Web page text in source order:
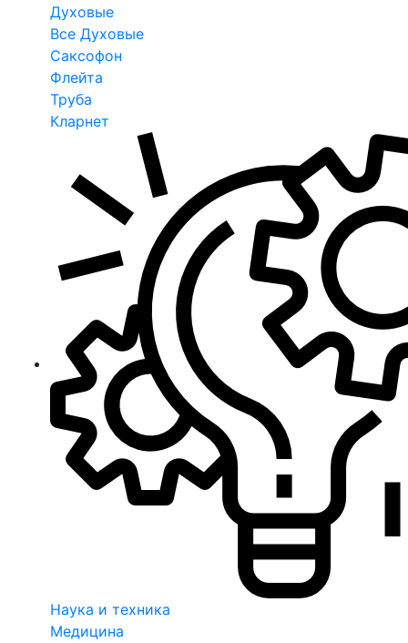
Духовые
Все Духовые
Саксофон
Флейта
Труба
Кларнет
Наука и техника
Медицина